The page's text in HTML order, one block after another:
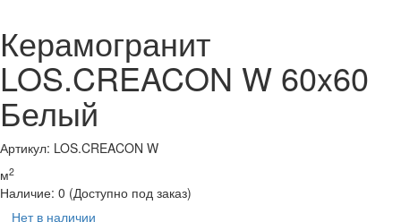
Керамогранит
LOS.CREACON W 60x60
Белый
Артикул: LOS.CREACON W
м2
Наличие: 0 (Доступно под заказ)
Нет в наличии